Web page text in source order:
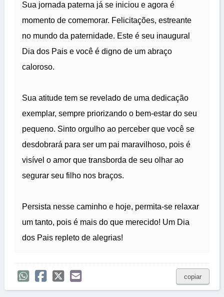
Sua jornada paterna já se iniciou e agora é
momento de comemorar. Felicitações, estreante
no mundo da paternidade. Este é seu inaugural
Dia dos Pais e você é digno de um abraço
caloroso.
Sua atitude tem se revelado de uma dedicação
exemplar, sempre priorizando o bem-estar do seu
pequeno. Sinto orgulho ao perceber que você se
desdobrará para ser um pai maravilhoso, pois é
visível o amor que transborda de seu olhar ao
segurar seu filho nos braços.
Persista nesse caminho e hoje, permita-se relaxar
um tanto, pois é mais do que merecido! Um Dia
dos Pais repleto de alegrias!
copiar